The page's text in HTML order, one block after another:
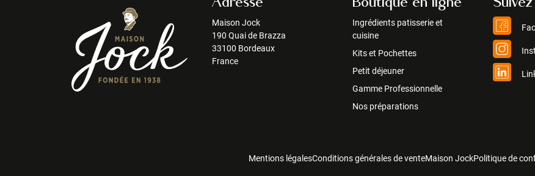
Maison Jock
190 Quai de Brazza
33100 Bordeaux
France
Ingrédients patisserie et
cuisine
Kits et Pochettes
Petit déjeuner
Gamme Professionnelle
Nos préparations
Mentions légalesConditions générales de venteMaison JockPolitique de